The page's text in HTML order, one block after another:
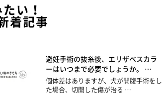
い！
着記事
避妊手術の抜糸後、エリザベスカラ
ーはいつまで必要でしょうか。 …
個体差はありますが、犬が開腹手術をし
た場合、切開した傷が治る …